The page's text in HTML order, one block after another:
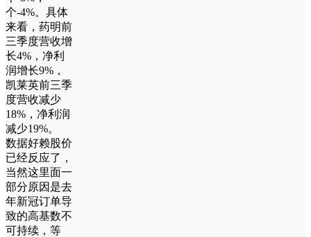
个-4%。具体
来看，药明前
三季度营收增
长4%，净利
润增长9%，
凯莱英前三季
度营收减少
18%，净利润
减少19%。
数据好赖股价
已经反应了，
当然这里面一
部分原因是去
年新冠订单导
致的高基数不
可持续，等